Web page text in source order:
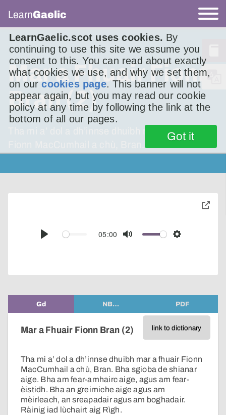
LearnGaelic.scot uses cookies. By
continuing to use this site we assume you
consent to this. You can read about exactly
what cookies we use, and why we set them,
on ourcookies page. This banner will not
appear again, but you may read our cookie
policy at any time by following the link at the
bottom of all our pages.
Got it
LearnGaelic
Mar a Fhuair Fionn
Bran (2)
Tha mi a’ dol a dh’innse dhuibh mar a fhuair
Play
05:00
Mute Settings
toggle
Gd NB… PDF
link to dictionary
Mar a Fhuair Fionn Bran (2)
Tha mi a’ dol a dh’innse dhuibh mar a fhuair Fionn
MacCumhail a chù, Bran. Bha sgioba de shianar
aige. Bha am fear-amhairc aige, agus am fear-
èistidh. Bha an greimiche aige agus am
mèirleach, an sreapadair agus am boghadair.
Ràinig iad lùchairt aig Rìgh.